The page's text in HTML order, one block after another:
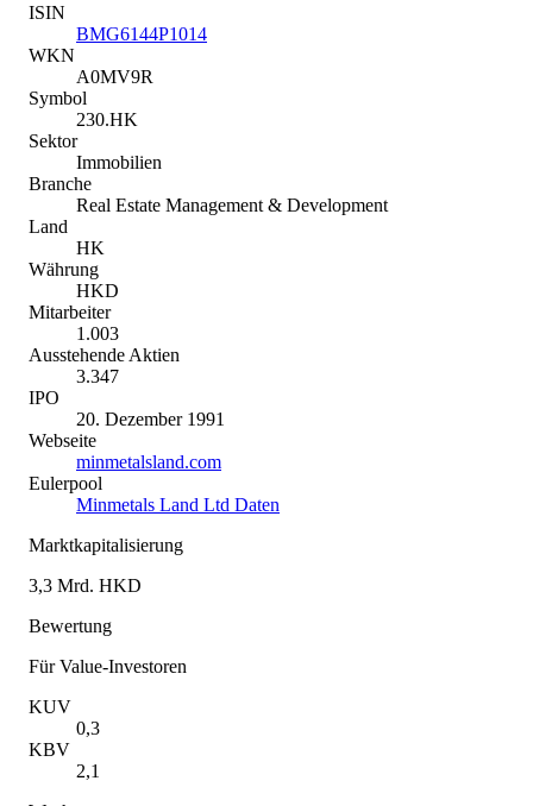
ISIN
BMG6144P1014
WKN
A0MV9R
Symbol
230.HK
Sektor
Immobilien
Branche
Real Estate Management & Development
Land
HK
Währung
HKD
Mitarbeiter
1.003
Ausstehende Aktien
3.347
IPO
20. Dezember 1991
Webseite
minmetalsland.com
Eulerpool
Minmetals Land Ltd Daten
Marktkapitalisierung
3,3 Mrd. HKD
Bewertung
Für Value-Investoren
KUV
0,3
KBV
2,1